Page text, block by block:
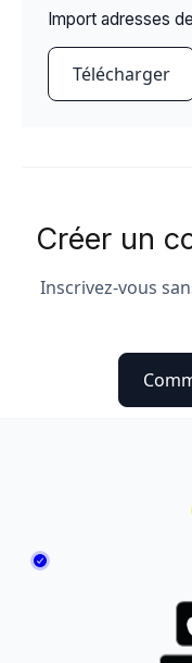
Import adresses
Télécharger
Créer un
Inscrivez-vous